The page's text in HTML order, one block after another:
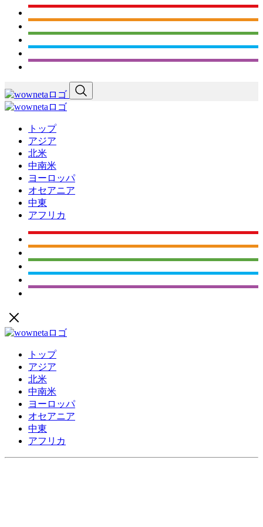
トップ
アジア
北米
中南米
ヨーロッパ
オセアニア
中東
アフリカ
トップ
アジア
北米
中南米
ヨーロッパ
オセアニア
中東
アフリカ